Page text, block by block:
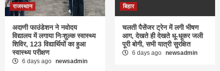
राजस्थान
अदाणी फाउंडेशन ने नवोदय
विद्यालय में लगाया निःशुल्क स्वास्थ्य
शिविर, 123 विद्यार्थियों का हुआ
स्वास्थ्य परीक्षण
6 days ago newsadmin
बिहार
चलती पैसेंजर ट्रेन में लगी भीषण
आग, देखते ही देखते धू-धूकर जली
पूरी बोगी, सभी यात्री सुरक्षित
6 days ago newsadmin